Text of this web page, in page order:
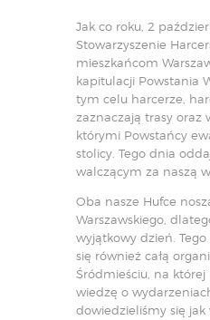
Jak co roku, 2
Stowarzyszenie
mieszkańcom
kapitulacji Powstania
tym celu harcerze,
zaznaczają trasy oraz
którymi Powstańcy
stolicy. Tego dnia
walczącym za naszą
Oba nasze Hufce
Warszawskiego,
wyjątkowy dzień.
się również całą
Śródmieściu, na której
wiedzę o
dowiedzieliśmy się jak